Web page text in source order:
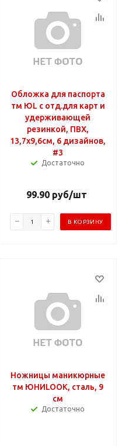
Обложка для паспорта
тм ЮL с отд.для карт и
удерживающей
резинкой, ПВХ,
13,7х9,6см, 6 дизайнов,
#3
Достаточно
99.90 руб/шт
В КОРЗИНУ
Ножницы маникюрные
тм ЮНИLOOK, сталь, 9
см
Достаточно